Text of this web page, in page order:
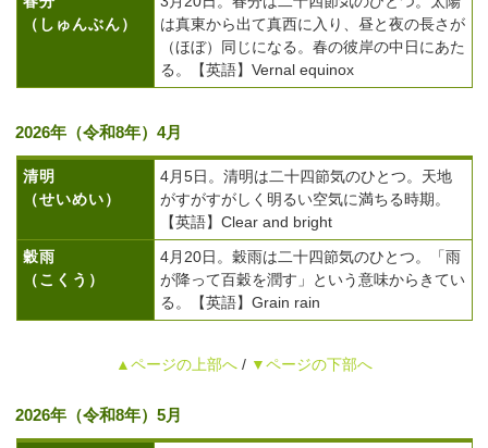
（しゅんぶん）
は真東から出て真西に入り、昼と夜の長さが
（ほぼ）同じになる。春の彼岸の中日にあた
る。【英語】Vernal equinox
2026年（令和8年）4月
清明
（せいめい）
4月5日。清明は二十四節気のひとつ。天地
がすがすがしく明るい空気に満ちる時期。
【英語】Clear and bright
穀雨
（こくう）
4月20日。穀雨は二十四節気のひとつ。「雨
が降って百穀を潤す」という意味からきてい
る。【英語】Grain rain
▲ページの上部へ / ▼ページの下部へ
2026年（令和8年）5月